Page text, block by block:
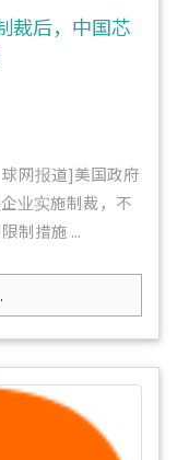
裁后，中国芯
网报道]美国政府
业实施制裁，不
制措施 ...